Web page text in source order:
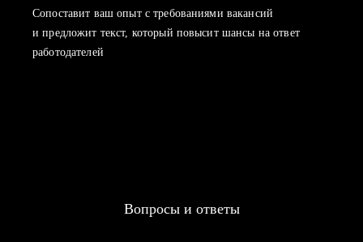
Сопоставит ваш опыт с требованиями вакансий
и предложит текст, который повысит шансы на ответ
работодателей
Вопросы и ответы